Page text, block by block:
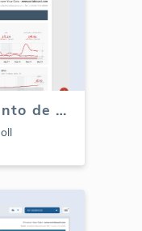
Plantilla de rendimiento de AdRoll (Informe)